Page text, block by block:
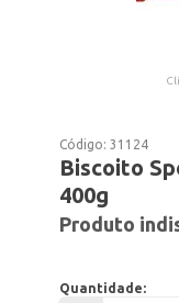
Código:31124
Biscoito
400g
Produto
Quantidade: